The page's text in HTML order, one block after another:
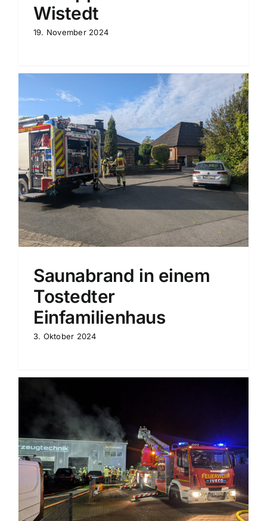
Wistedt
19. November 2024
Saunabrand in einem
Tostedter
Einfamilienhaus
3. Oktober 2024